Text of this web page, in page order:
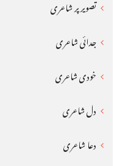
تصویر پر شاعری
جدائی شاعری
خودی شاعری
دل شاعری
دعا شاعری